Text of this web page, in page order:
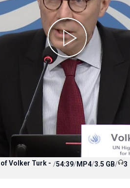
of Volker Turk - /54:39/MP4/3.5 GB/ 3